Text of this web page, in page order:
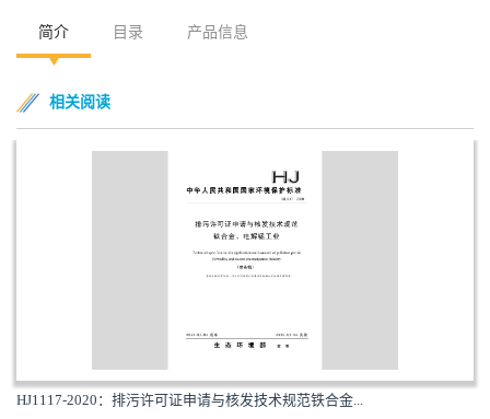
简介 目录 产品信息
相关阅读
HJ1117-2020：排污许可证申请与核发技术规范铁合金...